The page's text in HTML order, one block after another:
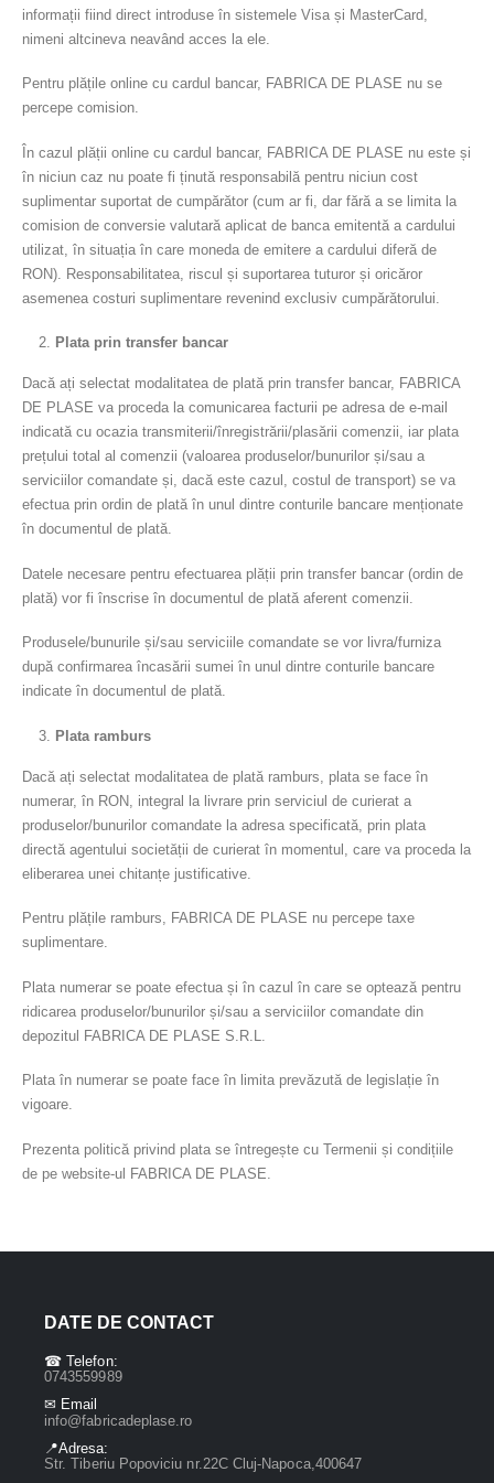
informații fiind direct introduse în sistemele Visa și MasterCard,
nimeni altcineva neavând acces la ele.
Pentru plățile online cu cardul bancar, FABRICA DE PLASE nu se
percepe comision.
În cazul plății online cu cardul bancar, FABRICA DE PLASE nu este și
în niciun caz nu poate fi ținută responsabilă pentru niciun cost
suplimentar suportat de cumpărător (cum ar fi, dar fără a se limita la
comision de conversie valutară aplicat de banca emitentă a cardului
utilizat, în situația în care moneda de emitere a cardului diferă de
RON). Responsabilitatea, riscul și suportarea tuturor și oricăror
asemenea costuri suplimentare revenind exclusiv cumpărătorului.
Plata prin transfer bancar
Dacă ați selectat modalitatea de plată prin transfer bancar, FABRICA
DE PLASE va proceda la comunicarea facturii pe adresa de e-mail
indicată cu ocazia transmiterii/înregistrării/plasării comenzii, iar plata
prețului total al comenzii (valoarea produselor/bunurilor și/sau a
serviciilor comandate și, dacă este cazul, costul de transport) se va
efectua prin ordin de plată în unul dintre conturile bancare menționate
în documentul de plată.
Datele necesare pentru efectuarea plății prin transfer bancar (ordin de
plată) vor fi înscrise în documentul de plată aferent comenzii.
Produsele/bunurile și/sau serviciile comandate se vor livra/furniza
după confirmarea încasării sumei în unul dintre conturile bancare
indicate în documentul de plată.
Plata ramburs
Dacă ați selectat modalitatea de plată ramburs, plata se face în
numerar, în RON, integral la livrare prin serviciul de curierat a
produselor/bunurilor comandate la adresa specificată, prin plata
directă agentului societății de curierat în momentul, care va proceda la
eliberarea unei chitanțe justificative.
Pentru plățile ramburs, FABRICA DE PLASE nu percepe taxe
suplimentare.
Plata numerar se poate efectua și în cazul în care se optează pentru
ridicarea produselor/bunurilor și/sau a serviciilor comandate din
depozitul FABRICA DE PLASE S.R.L.
Plata în numerar se poate face în limita prevăzută de legislație în
vigoare.
Prezenta politică privind plata se întregește cu Termenii și condițiile
de pe website-ul FABRICA DE PLASE.
DATE DE CONTACT
☎ Telefon:
0743559989
✉ Email
info@fabricadeplase.ro
📍Adresa:
Str. Tiberiu Popoviciu nr.22C Cluj-Napoca,400647